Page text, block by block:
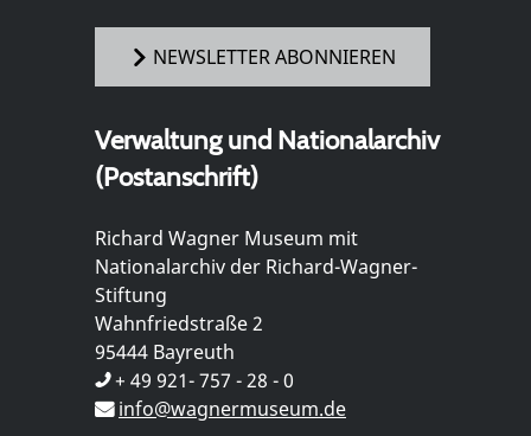
NEWSLETTER ABONNIEREN
Verwaltung und Nationalarchiv
(Postanschrift)
Richard Wagner Museum mit
Nationalarchiv der Richard-Wagner-
Stiftung
Wahnfriedstraße 2
95444 Bayreuth
+ 49 921- 757 - 28 - 0
info@wagnermuseum.de